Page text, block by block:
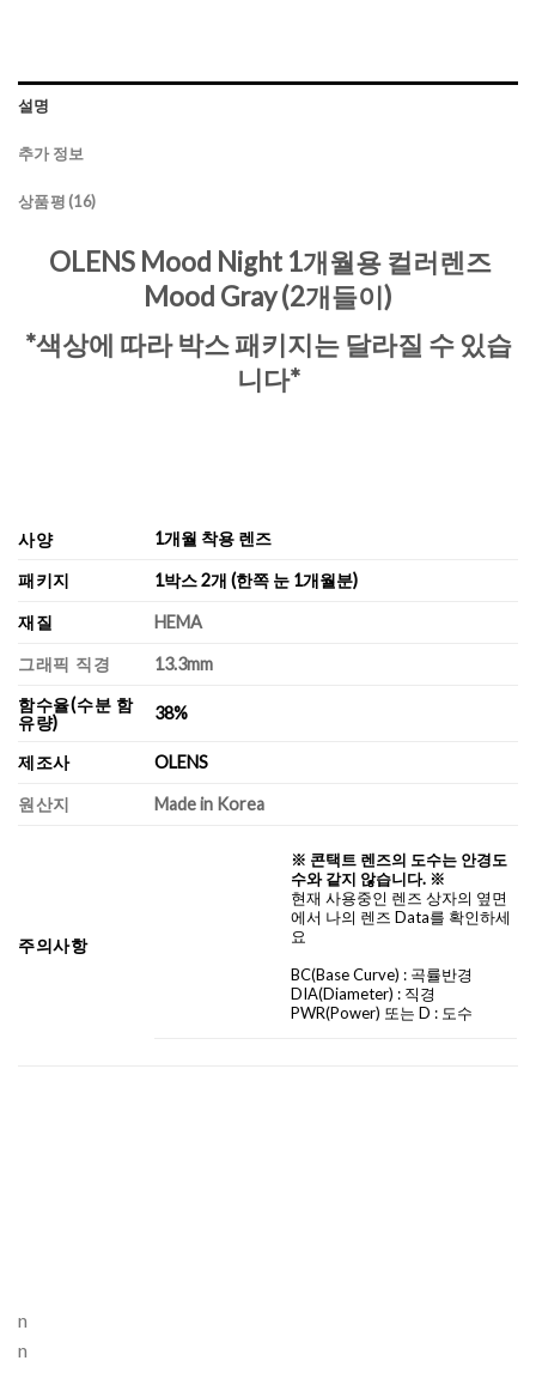
설명
추가 정보
상품평 (16)
OLENS Mood Night 1개월용 컬러렌즈
Mood Gray (2개들이)
*색상에 따라 박스 패키지는 달라질 수 있습
니다*
사양 1개월 착용 렌즈
패키지 1박스 2개 (한쪽 눈 1개월분)
재질 HEMA
그래픽 직경
13.3mm
함수율(수분 함
유량)
38%
제조사 OLENS
원산지 Made in Korea
주의사항
※ 콘택트 렌즈의 도수는 안경도
수와 같지 않습니다. ※
현재 사용중인 렌즈 상자의 옆면
에서 나의 렌즈 Data를 확인하세
요
BC(Base Curve) : 곡률반경
DIA(Diameter) : 직경
PWR(Power) 또는 D : 도수
n
n